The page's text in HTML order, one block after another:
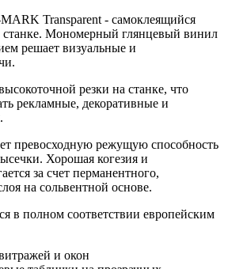
Transparent - самоклеящийся
станке. Мономерный глянцевый винил
решает визуальные и
резки на станке, что
рекламные, декоративные и
превосходную режущую способность
Хорошая когезия и
за счет перманентного,
на сольвентной основе.
в полном соответствии европейским
и окон